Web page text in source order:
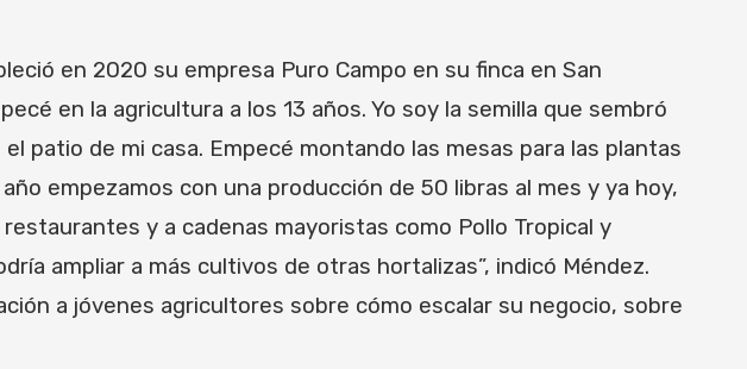
en 2020 su empresa Puro Campo en su finca en San
en la agricultura a los 13 años. Yo soy la semilla que sembró
patio de mi casa. Empecé montando las mesas para las plantas
empezamos con una producción de 50 libras al mes y ya hoy,
y a cadenas mayoristas como Pollo Tropical y
ampliar a más cultivos de otras hortalizas”, indicó Méndez.
a jóvenes agricultores sobre cómo escalar su negocio, sobre